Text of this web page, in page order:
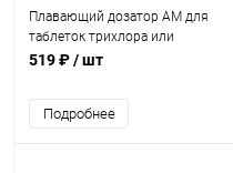
Плавающий дозатор AM для
таблеток трихлора или
кислорода 1кг (T75)
519 ₽/ шт
Подробнее